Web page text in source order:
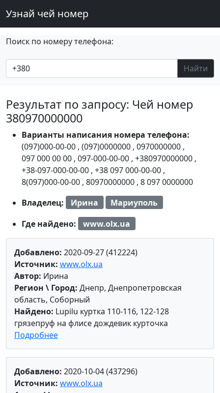
Узнай чей номер
Поиск по номеру телефона:
Найти
Результат по запросу: Чей номер
380970000000
Варианты написания номера телефона:
(097)000-00-00 , (097)0000000 , 0970000000 ,
097 000 00 00 , 097-000-00-00 , +380970000000 ,
+38-097-000-00-00 , +38 097 000-00-00 ,
8(097)000-00-00 , 80970000000 , 8 097 0000000
Владелец:
Ирина
Мариуполь
Где найдено:
www.olx.ua
Добавлено: 2020-09-27 (412224)
Источник: www.olx.ua
Автор: Ирина
Регион \ Город: Днепр, Днепропетровская
область, Соборный
Найдено: Lupilu куртка 110-116, 122-128
грязепруф на флисе дождевик курточка
Подробнее
Добавлено: 2020-10-04 (437296)
Источник: www.olx.ua